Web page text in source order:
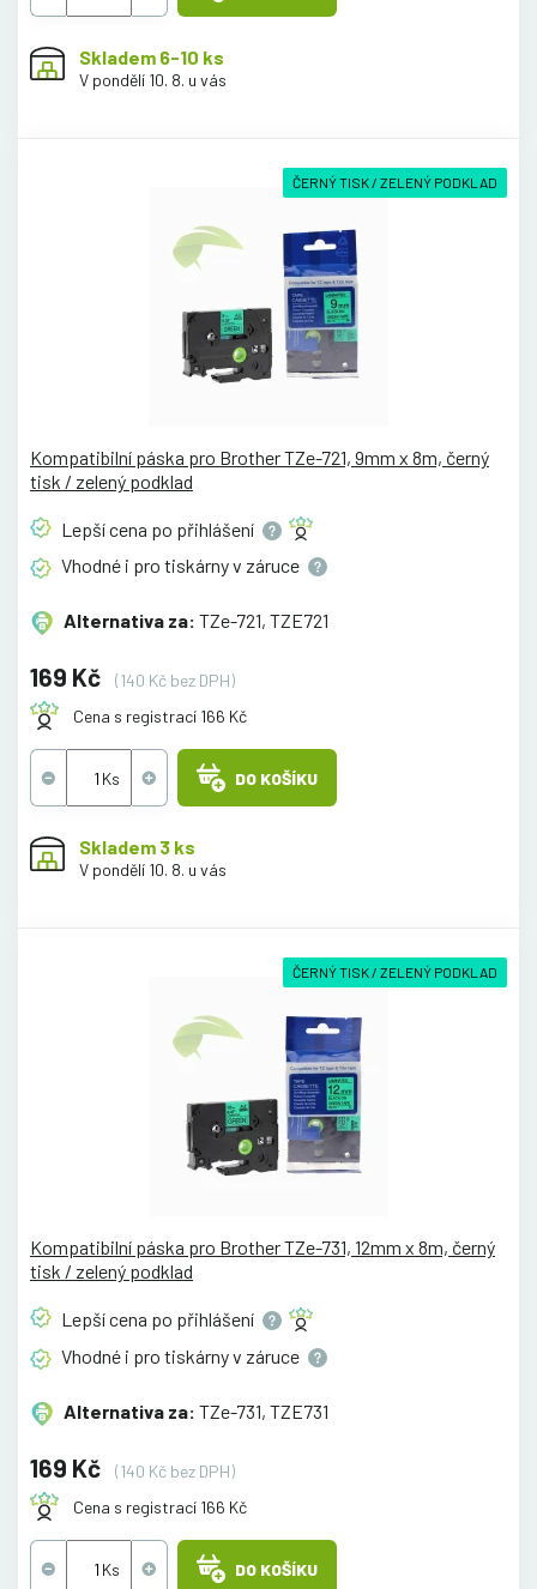
Skladem 6-10 ks
V pondělí 10. 8. u vás
ČERNÝ TISK / ZELENÝ PODKLAD
Kompatibilní páska pro Brother TZe-721, 9mm x 8m, černý
tisk / zelený podklad
Lepší cena po přihlášení
Vhodné i pro tiskárny v záruce
Alternativa za: TZe-721, TZE721
169 Kč
(140 Kč bez DPH)
Cena s registrací 166 Kč
DO KOŠÍKU
Skladem 3 ks
V pondělí 10. 8. u vás
ČERNÝ TISK / ZELENÝ PODKLAD
Kompatibilní páska pro Brother TZe-731, 12mm x 8m, černý
tisk / zelený podklad
Lepší cena po přihlášení
Vhodné i pro tiskárny v záruce
Alternativa za: TZe-731, TZE731
169 Kč
(140 Kč bez DPH)
Cena s registrací 166 Kč
DO KOŠÍKU